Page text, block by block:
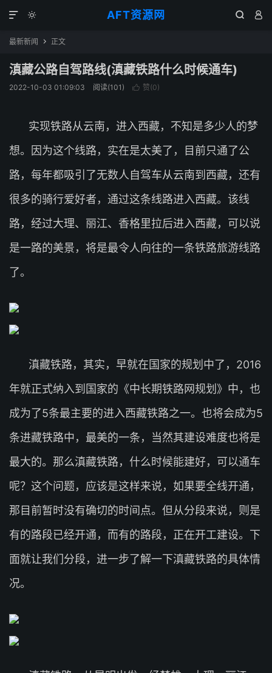
AFT资源网
  

最新新闻  正文
滇藏公路自驾路线(滇藏铁路什么时候通车)
2022-10-03 01:09:03 阅读(101)  赞(0)
实现铁路从云南，进入西藏，不知是多少人的梦
想。因为这个线路，实在是太美了，目前只通了公
路，每年都吸引了无数人自驾车从云南到西藏，还有
很多的骑行爱好者，通过这条线路进入西藏。该线
路，经过大理、丽江、香格里拉后进入西藏，可以说
是一路的美景，将是最令人向往的一条铁路旅游线路
了。
滇藏铁路，其实，早就在国家的规划中了，2016
年就正式纳入到国家的《中长期铁路网规划》中，也
成为了5条最主要的进入西藏铁路之一。也将会成为5
条进藏铁路中，最美的一条，当然其建设难度也将是
最大的。那么滇藏铁路，什么时候能建好，可以通车
呢？这个问题，应该是这样来说，如果要全线开通，
那目前暂时没有确切的时间点。但从分段来说，则是
有的路段已经开通，而有的路段，正在开工建设。下
面就让我们分段，进一步了解一下滇藏铁路的具体情
况。